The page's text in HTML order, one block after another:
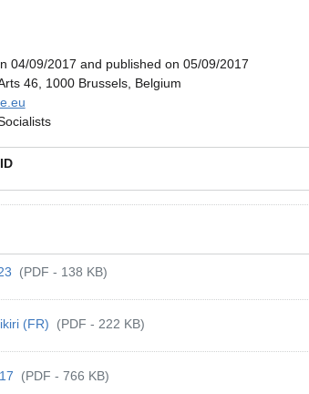
04/09/2017 and published on 05/09/2017
46, 1000 Brussels, Belgium
(PDF - 138 KB)
(FR) (PDF - 222 KB)
(PDF - 766 KB)